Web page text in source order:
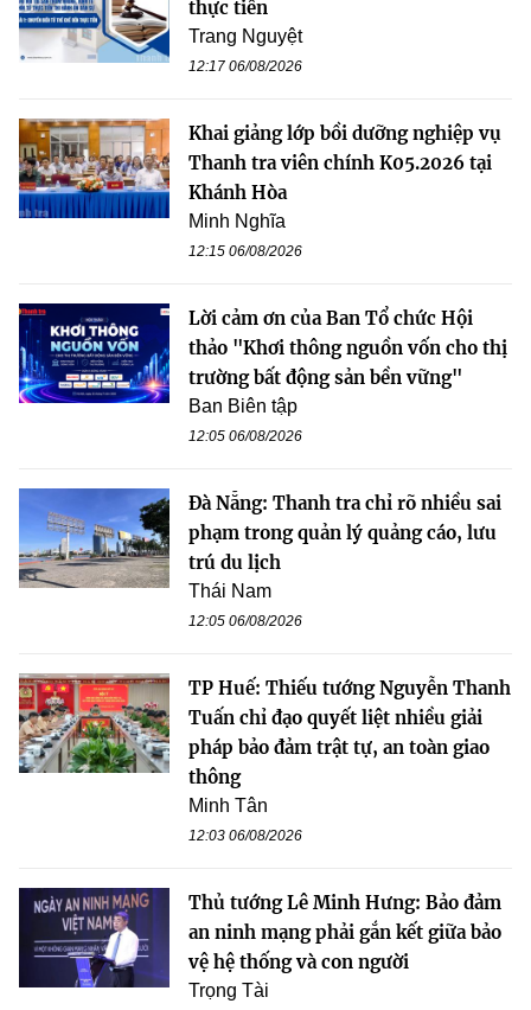
thực tiễn
Trang Nguyệt
12:17 06/08/2026
Khai giảng lớp bồi dưỡng nghiệp vụ
Thanh tra viên chính K05.2026 tại
Khánh Hòa
Minh Nghĩa
12:15 06/08/2026
Lời cảm ơn của Ban Tổ chức Hội
thảo "Khơi thông nguồn vốn cho thị
trường bất động sản bền vững"
Ban Biên tập
12:05 06/08/2026
Đà Nẵng: Thanh tra chỉ rõ nhiều sai
phạm trong quản lý quảng cáo, lưu
trú du lịch
Thái Nam
12:05 06/08/2026
TP Huế: Thiếu tướng Nguyễn Thanh
Tuấn chỉ đạo quyết liệt nhiều giải
pháp bảo đảm trật tự, an toàn giao
thông
Minh Tân
12:03 06/08/2026
Thủ tướng Lê Minh Hưng: Bảo đảm
an ninh mạng phải gắn kết giữa bảo
vệ hệ thống và con người
Trọng Tài